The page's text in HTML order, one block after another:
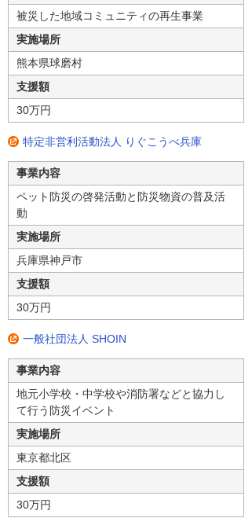
被災した地域コミュニティの再生事業
実施場所
熊本県球磨村
支援額
30万円
特定非営利活動法人 りぐこうべ兵庫
事業内容
ペット防災の啓発活動と防災物資の普及活
動
実施場所
兵庫県神戸市
支援額
30万円
一般社団法人 SHOIN
事業内容
地元小学校・中学校や消防署などと協力し
て行う防災イベント
実施場所
東京都北区
支援額
30万円